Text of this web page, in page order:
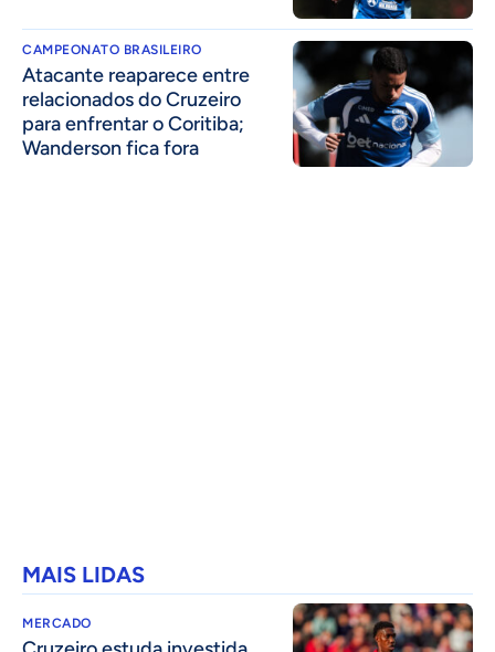
CAMPEONATO BRASILEIRO
Atacante reaparece entre
relacionados do Cruzeiro
para enfrentar o Coritiba;
Wanderson fica fora
MAIS LIDAS
MERCADO